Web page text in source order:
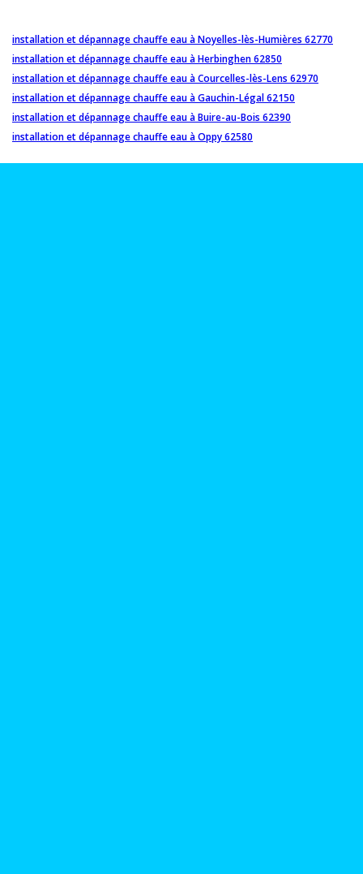
installation et dépannage chauffe eau à Noyelles-lès-Humières 62770
installation et dépannage chauffe eau à Herbinghen 62850
installation et dépannage chauffe eau à Courcelles-lès-Lens 62970
installation et dépannage chauffe eau à Gauchin-Légal 62150
installation et dépannage chauffe eau à Buire-au-Bois 62390
installation et dépannage chauffe eau à Oppy 62580